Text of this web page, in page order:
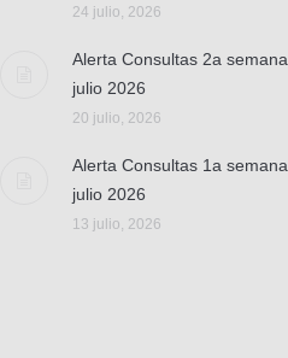
24 julio, 2026
Alerta Consultas 2a semana
julio 2026
20 julio, 2026
Alerta Consultas 1a semana
julio 2026
13 julio, 2026